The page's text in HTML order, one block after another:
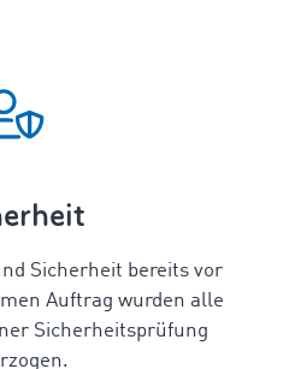
Sicherheit bereits vor
Auftrag wurden alle
Sicherheitsprüfung